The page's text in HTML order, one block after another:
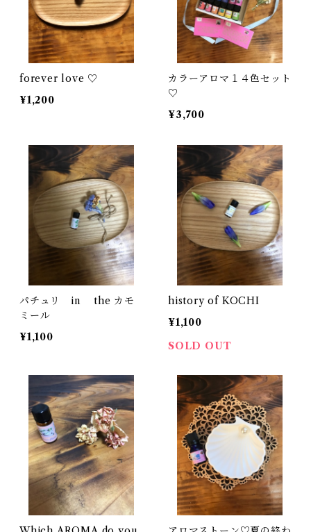
forever love ♡
¥1,200
カラーアロマ１４色セット
♡
¥3,700
パチュリ in the カモ
ミール
¥1,100
history of KOCHI
¥1,100
SOLD OUT